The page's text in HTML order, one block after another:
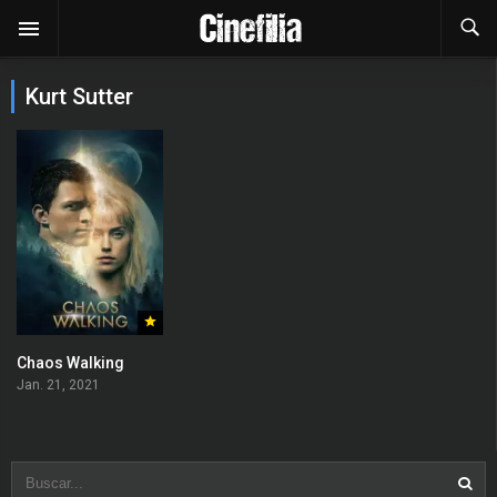
Kurt Sutter
Chaos Walking
Jan. 21, 2021